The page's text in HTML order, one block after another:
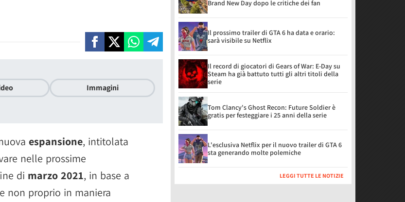
Immagini
espansione, intitolata
nelle prossime
di marzo 2021, in base a
non proprio in maniera
Brand New Day dopo le critiche dei fan
Il prossimo trailer di GTA 6 ha data e orario:
sarà visibile su Netflix
Il record di giocatori di Gears of War: E-Day su
Steam ha già battuto tutti gli altri titoli della
serie
Tom Clancy's Ghost Recon: Future Soldier è
gratis per festeggiare i 25 anni della serie
L'esclusiva Netflix per il nuovo trailer di GTA 6
sta generando molte polemiche
LEGGI TUTTE LE NOTIZIE